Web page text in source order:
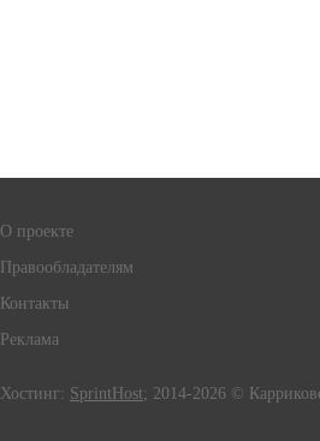
О проекте
Правообладателям
Контакты
Реклама
Хостинг: SprintHost; 2014-2026 ©